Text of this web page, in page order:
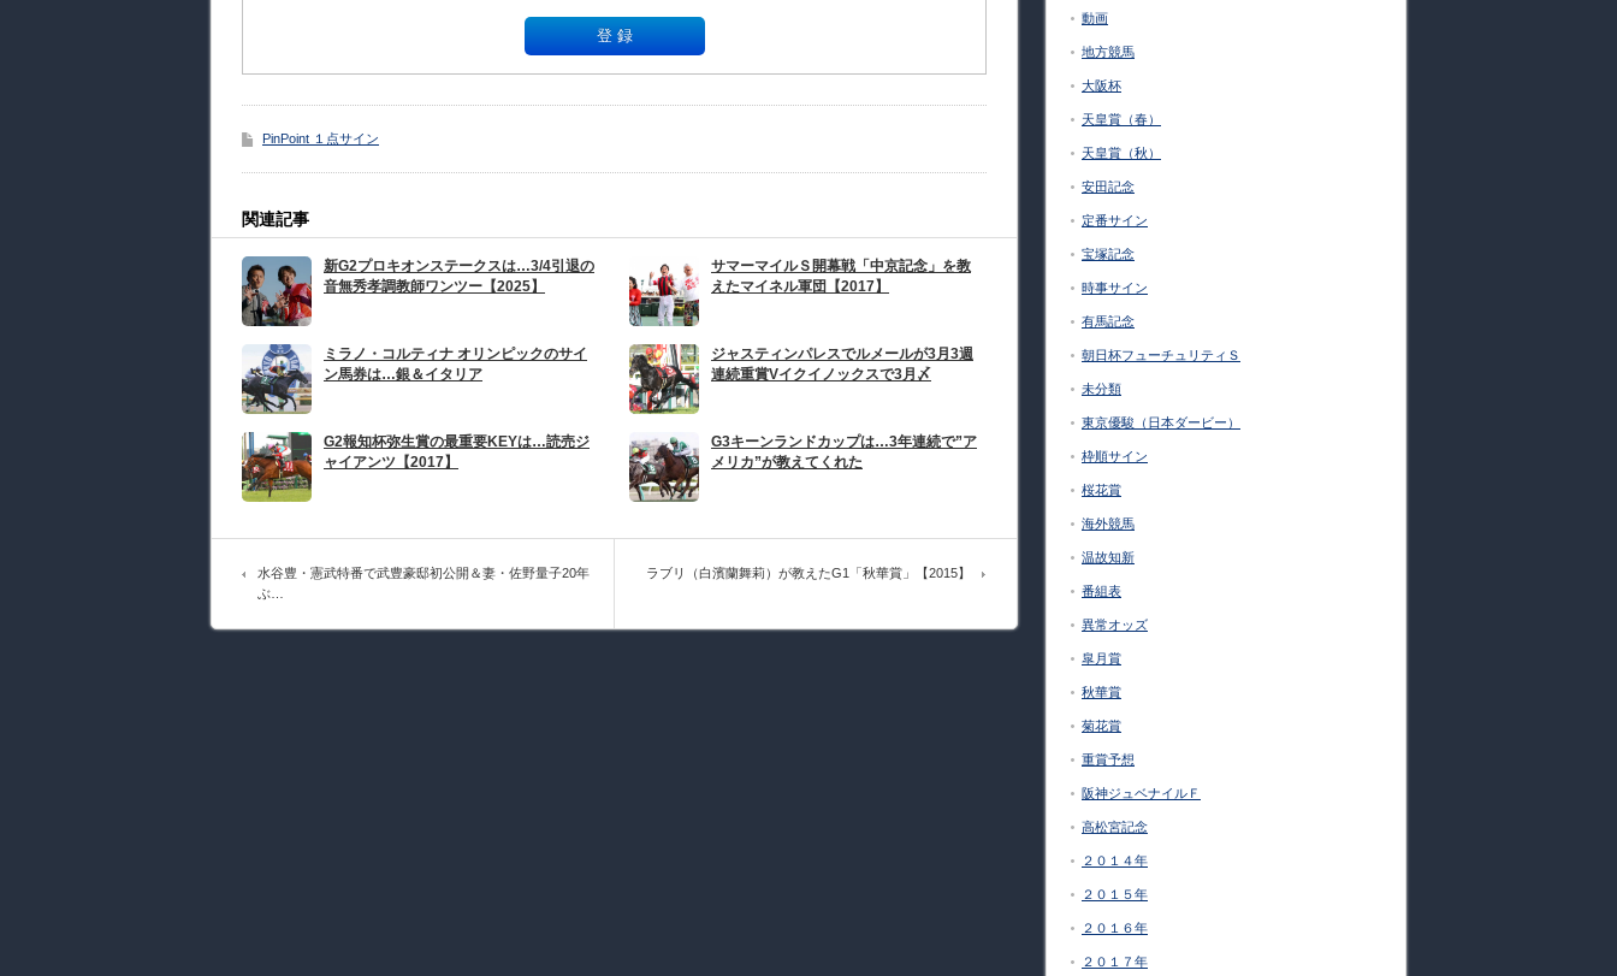
PinPoint １点サイン
関連記事
新G2プロキオンステークスは…3/4引退の
音無秀孝調教師ワンツー【2025】
サマーマイルＳ開幕戦「中京記念」を教
えたマイネル軍団【2017】
ミラノ・コルティナ オリンピックのサイ
ン馬券は…銀＆イタリア
ジャスティンパレスでルメールが3月3週
連続重賞Vイクイノックスで3月〆
G2報知杯弥生賞の最重要KEYは…読売ジ
ャイアンツ【2017】
G3キーンランドカップは…3年連続で”ア
メリカ”が教えてくれた
水谷豊・憲武特番で武豊豪邸初公開＆妻・佐野量子20年
ぶ…
ラブリ（白濱蘭舞莉）が教えたG1「秋華賞」【2015】
動画
地方競馬
大阪杯
天皇賞（春）
天皇賞（秋）
安田記念
定番サイン
宝塚記念
時事サイン
有馬記念
朝日杯フューチュリティＳ
未分類
東京優駿（日本ダービー）
枠順サイン
桜花賞
海外競馬
温故知新
番組表
異常オッズ
皐月賞
秋華賞
菊花賞
重賞予想
阪神ジュベナイルＦ
高松宮記念
２０１４年
２０１５年
２０１６年
２０１７年